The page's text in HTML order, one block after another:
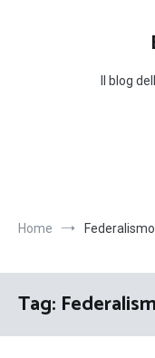
Il blog
Home Federalismo
Tag: